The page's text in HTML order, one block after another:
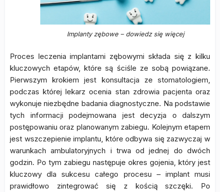
Implanty zębowe – dowiedz się więcej
Proces leczenia implantami zębowymi składa się z kilku
kluczowych etapów, które są ściśle ze sobą powiązane.
Pierwszym krokiem jest konsultacja ze stomatologiem,
podczas której lekarz ocenia stan zdrowia pacjenta oraz
wykonuje niezbędne badania diagnostyczne. Na podstawie
tych informacji podejmowana jest decyzja o dalszym
postępowaniu oraz planowanym zabiegu. Kolejnym etapem
jest wszczepienie implantu, które odbywa się zazwyczaj w
warunkach ambulatoryjnych i trwa od jednej do dwóch
godzin. Po tym zabiegu następuje okres gojenia, który jest
kluczowy dla sukcesu całego procesu – implant musi
prawidłowo zintegrować się z kością szczęki. Po